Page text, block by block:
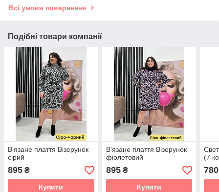
Всі умови повернення
Подібні товари компанії
В'язане плаття Візерунок
сірий
895 ₴
Купити
В'язане плаття Візерунок
фіолетовий
895₴
Купити
(7
780